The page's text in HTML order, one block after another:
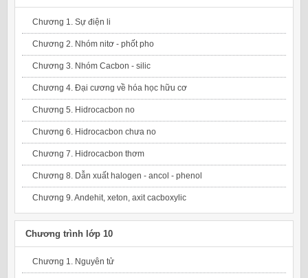
Chương 1. Sự điện li
Chương 2. Nhóm nitơ - phốt pho
Chương 3. Nhóm Cacbon - silic
Chương 4. Đại cương về hóa học hữu cơ
Chương 5. Hidrocacbon no
Chương 6. Hidrocacbon chưa no
Chương 7. Hidrocacbon thơm
Chương 8. Dẫn xuất halogen - ancol - phenol
Chương 9. Andehit, xeton, axit cacboxylic
Chương trình lớp 10
Chương 1. Nguyên tử